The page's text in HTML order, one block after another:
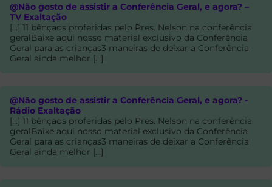
@Não gosto de assistir a Conferência Geral, e agora? –
TV Exaltação
[…] 11 bênçaos proferidas pelo Pres. Nelson na conferência
geralBaixe aqui nosso material exclusivo da Conferência
Geral para as crianças3 maneiras de deixar a Conferência
Geral ainda melhor […]
@Não gosto de assistir a Conferência Geral, e agora? -
Rádio Exaltação
[…] 11 bênçaos proferidas pelo Pres. Nelson na conferência
geralBaixe aqui nosso material exclusivo da Conferência
Geral para as crianças3 maneiras de deixar a Conferência
Geral ainda melhor […]